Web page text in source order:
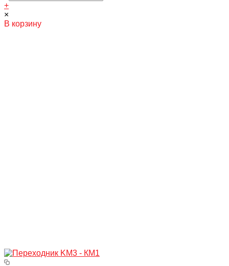
+
×
В корзину